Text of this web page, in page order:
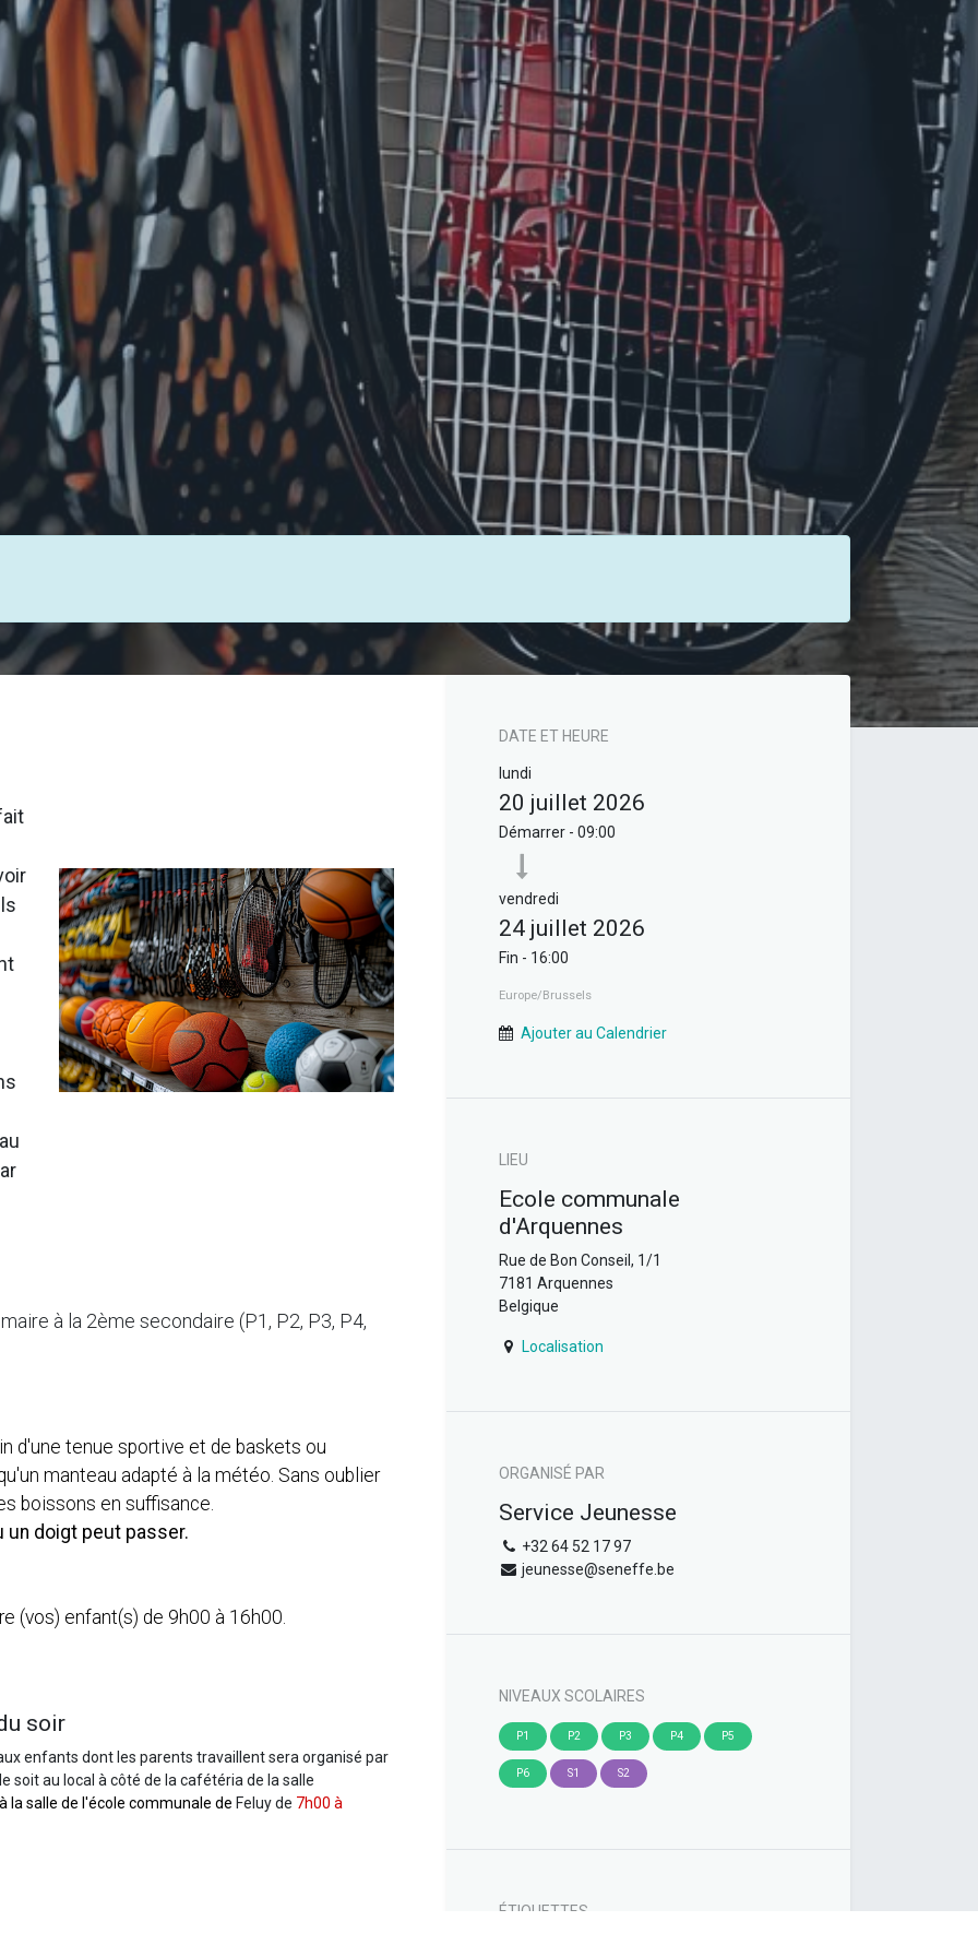
à la 2ème secondaire (P1, P2, P3, P4,
d'une tenue sportive et de baskets ou
manteau adapté à la météo. Sans oublier
et des boissons en suffisance.
un doigt peut passer.
(vos) enfant(s) de 9h00 à 16h00.
soir
enfants dont les parents travaillent sera organisé par
soit au local à côté de la cafétéria de la salle
la salle de l'école communale de Feluyde 7h00 à
DATE ET HEURE
lundi
20 juillet 2026
Démarrer - 09:00
vendredi
24 juillet 2026
Fin - 16:00
Europe/Brussels
Ajouter au Calendrier
LIEU
Ecole communale
d'Arquennes
Rue de Bon Conseil, 1/1
7181 Arquennes
Belgique
Localisation
ORGANISÉ PAR
Service Jeunesse
+32 64 52 17 97
jeunesse@seneffe.be
NIVEAUX SCOLAIRES
P1 P2 P3 P4 P5
P6 S1 S2
ÉTIQUETTES